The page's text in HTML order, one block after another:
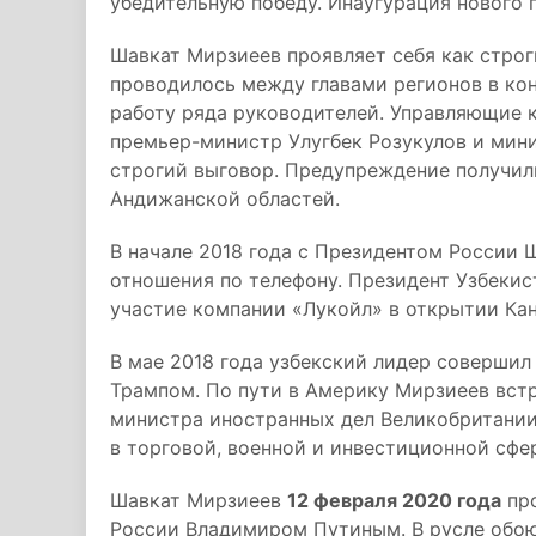
Шавкат Мирзиеев проявляет себя как
проводилось между главами регионов в
работу ряда руководителей. Управляющие
премьер-министр Улугбек Розукулов и
строгий выговор. Предупреждение
Андижанской областей.
В начале 2018 года с Президентом
отношения по телефону. Президент
участие компании «Лукойл» в открытии
В мае 2018 года узбекский лидер
Трампом. По пути в Америку Мирзиеев
министра иностранных дел
в торговой, военной и инвестиционной
Шавкат Мирзиеев 12 февраля 2020 года
России Владимиром Путиным. В русле